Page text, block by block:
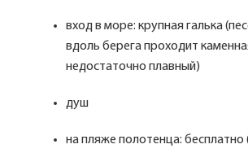
вход в море: крупная галька
вдоль берега проходит
недостаточно плавный)
душ
на пляже полотенца: бесплатно